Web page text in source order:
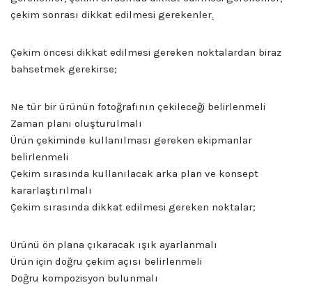
çekim sonrası dikkat edilmesi gerekenler.
Çekim öncesi dikkat edilmesi gereken noktalardan biraz
bahsetmek gerekirse;
Ne tür bir ürünün fotoğrafının çekileceği belirlenmeli
Zaman planı oluşturulmalı
Ürün çekiminde kullanılması gereken ekipmanlar
belirlenmeli
Çekim sırasında kullanılacak arka plan ve konsept
kararlaştırılmalı
Çekim sırasında dikkat edilmesi gereken noktalar;
Ürünü ön plana çıkaracak ışık ayarlanmalı
Ürün için doğru çekim açısı belirlenmeli
Doğru kompozisyon bulunmalı